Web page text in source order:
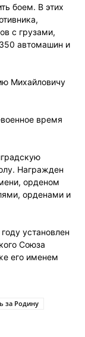
боем. В этих
с грузами,
автомашин и
Михайловичу
время
Награжден
орденом
орденами и
установлен
Союза
его именем
за Родину